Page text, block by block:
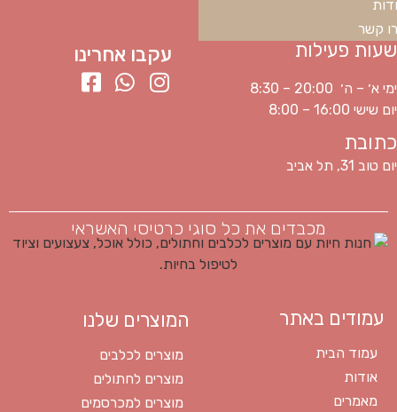
קשר
שעות פעילות
ימי א׳ – ה׳ 20:00 – 8:30
יום שישי 16:00 – 8:00
כתובת
יום טוב 31, תל אביב
עקבו אחרינו
מכבדים את כל סוגי כרטיסי האשראי
עמודים באתר
עמוד הבית
אודות
מאמרים
המוצרים שלנו
מוצרים לכלבים
מוצרים לחתולים
מוצרים למכרסמים